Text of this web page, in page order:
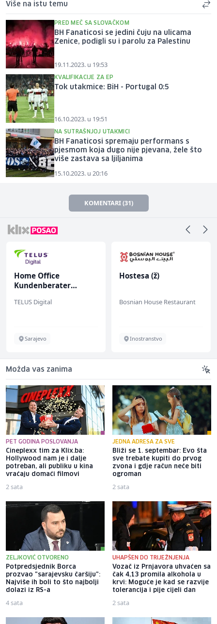
Više na istu temu
PRED MEČ SA SLOVAČKOM
BH Fanaticosi se jedini čuju na ulicama
Zenice, podigli su i parolu za Palestinu
19.11.2023. u 19:53
KVALIFIKACIJE ZA EP
Tok utakmice: BiH - Portugal 0:5
16.10.2023. u 19:51
NA SUTRAŠNJOJ UTAKMICI
BH Fanaticosi spremaju performans s
pjesmom koja dugo nije pjevana, žele što
više zastava sa ljiljanima
15.10.2023. u 20:16
KOMENTARI (31)
Home Office
Kundenberater
renommiertes
TELUS Digital
Sarajevo
Hostesa (ž)
Bosnian House Restaurant
Inostranstvo
Možda vas zanima
PET GODINA POSLOVANJA
Cineplexx tim za Klix.ba:
Hollywood nam je i dalje
potreban, ali publiku u kina
vraćaju domaći filmovi
2 sata
JEDNA ADRESA ZA SVE
Bliži se 1. septembar: Evo šta
sve trebate kupiti do prvog
zvona i gdje račun neće biti
ogroman
2 sata
ZELJKOVIĆ OTVORENO
Potpredsjednik Borca
prozvao "sarajevsku čaršiju":
Najviše ih boli to što najbolji
dolazi iz RS-a
4 sata
UHAPŠEN DO TRIJEŽNJENJA
Vozač iz Prnjavora uhvaćen sa
čak 4,13 promila alkohola u
krvi: Moguće je kad se razvije
tolerancija i pije cijeli dan
2 sata